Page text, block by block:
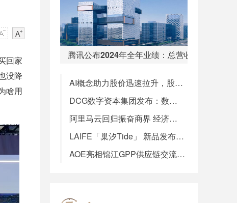
回家
没降
啥用
腾讯公布2024年全年业绩：总营收6602亿，
AI概念助力股价迅速拉升，股东集中套现的背后，AI眼镜赛道路在何方？
DCG数字资本集团发布：数字经济新浪潮下的主动布局——VistaSage发布会现场直击
阿里马云回归振奋商界 经济活力十足欣欣向好！
LAIFE「巢汐Tide」 新品发布会盛大召开，“美似潮汐，更迭永续”引领抗衰新潮流
AOE亮相锦江GPP供应链交流会，解析酒店空气管理“密码”